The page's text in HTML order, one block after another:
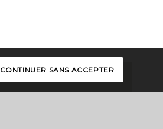
CONTINUER SANS ACCEPTER